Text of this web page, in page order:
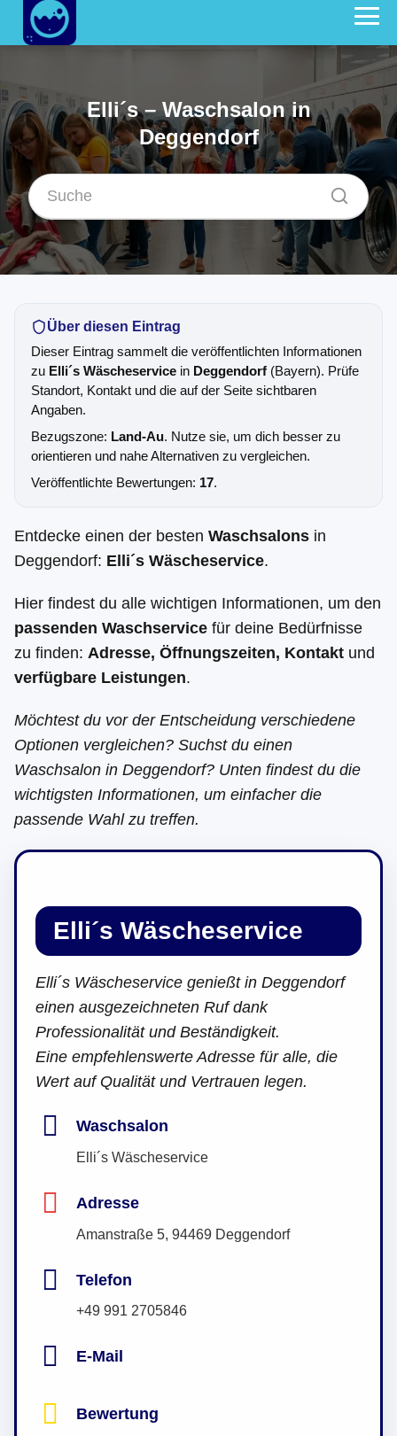
Elli´s – Waschsalon in
Deggendorf
Über diesen Eintrag
Dieser Eintrag sammelt die veröffentlichten Informationen
zu Elli´s Wäscheservice in Deggendorf (Bayern). Prüfe
Standort, Kontakt und die auf der Seite sichtbaren
Angaben.
Bezugszone: Land-Au. Nutze sie, um dich besser zu
orientieren und nahe Alternativen zu vergleichen.
Veröffentlichte Bewertungen: 17.
Entdecke einen der besten Waschsalons in
Deggendorf: Elli´s Wäscheservice.
Hier findest du alle wichtigen Informationen, um den
passenden Waschservice für deine Bedürfnisse
zu finden: Adresse, Öffnungszeiten, Kontakt und
verfügbare Leistungen.
Möchtest du vor der Entscheidung verschiedene
Optionen vergleichen? Suchst du einen
Waschsalon in Deggendorf? Unten findest du die
wichtigsten Informationen, um einfacher die
passende Wahl zu treffen.
Elli´s Wäscheservice
Elli´s Wäscheservice genießt in Deggendorf
einen ausgezeichneten Ruf dank
Professionalität und Beständigkeit.
Eine empfehlenswerte Adresse für alle, die
Wert auf Qualität und Vertrauen legen.
Waschsalon
Elli´s Wäscheservice
Adresse
Amanstraße 5, 94469 Deggendorf
Telefon
+49 991 2705846
E-Mail
Bewertung